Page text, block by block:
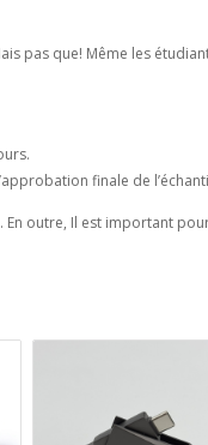
pas que! Même les
finale de
En outre, Il est important